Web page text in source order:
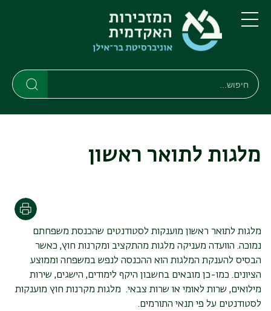
לתוכן
העיקרי
לתפריט
ניווט
ראשי
תפריט
חיפוש
חיפוש
מלגות לתואר ראשון
מלגות לתואר ראשון מוענקות לסטודנטים שהכנסת משפחתם
נמוכה. הוועדה מעניקה מלגות מהתקציב ומקרנות חוץ, כאשר
הבסיס להענקת המלגות הוא ההכנסה לנפש במשפחה וממוצע
הציונים. כמו-כן מובאים בחשבון היקף לימודים, הישגים, שירות
מילואים, שרות לאומי או שרות צבאי. מלגות מקרנות חוץ מוענקות
לסטודנטים על פי תנאי התורמים.